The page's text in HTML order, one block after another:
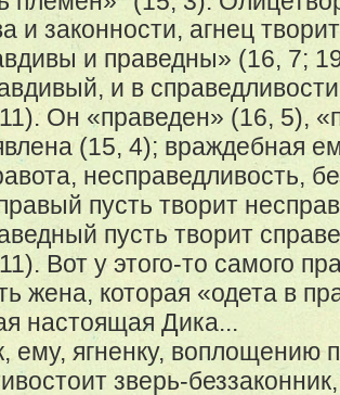
и законности, агнец
и праведны» (16, 7;
и в
Он «праведен» (16, 5),
(15, 4); враждебная
несправедливость,
пусть творит
пусть творит
Вот у этого-то самого
жена, которая «одета в
настоящая Дика...
ему, ягненку, воплощению
зверь-